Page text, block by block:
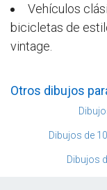
Vehículos
bicicletas de
vintage.
Otros dibujos
Dibujos de
Dibujos